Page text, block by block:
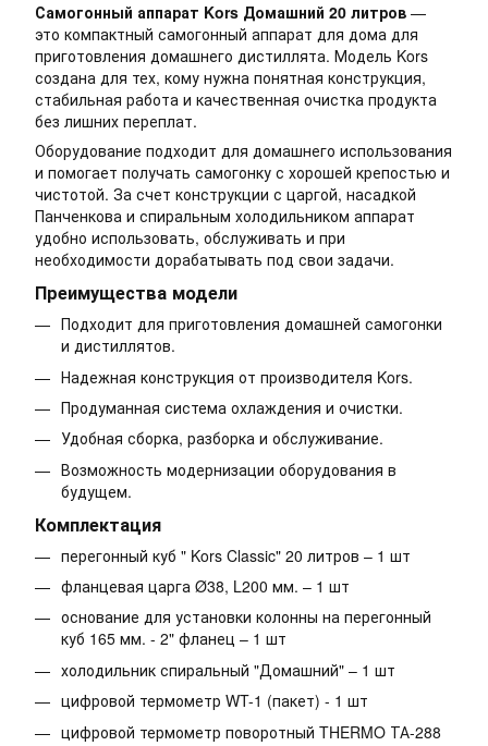
Самогонный аппарат Kors Домашний 20 литров —
это компактный самогонный аппарат для дома для
приготовления домашнего дистиллята. Модель Kors
создана для тех, кому нужна понятная конструкция,
стабильная работа и качественная очистка продукта
без лишних переплат.
Оборудование подходит для домашнего использования
и помогает получать самогонку с хорошей крепостью и
чистотой. За счет конструкции с царгой, насадкой
Панченкова и спиральным холодильником аппарат
удобно использовать, обслуживать и при
необходимости дорабатывать под свои задачи.
Преимущества модели
Подходит для приготовления домашней самогонки
и дистиллятов.
Надежная конструкция от производителя Kors.
Продуманная система охлаждения и очистки.
Удобная сборка, разборка и обслуживание.
Возможность модернизации оборудования в
будущем.
Комплектация
перегонный куб " Kors Classic" 20 литров – 1 шт
фланцевая царга Ø38, L200 мм. – 1 шт
основание для установки колонны на перегонный
куб 165 мм. - 2" фланец – 1 шт
холодильник спиральный "Домашний" – 1 шт
цифровой термометр WT-1 (пакет) - 1 шт
цифровой термометр поворотный THERMO ТА-288